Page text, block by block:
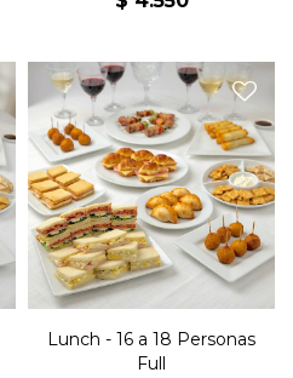
36 sándwiches jamón y
queso, 36 sándwiches
olímpicos, 36 sándwiches
surtidos, 24 jesuitas jamón y
queso, 24 medialunitas
jamón y queso, 24
empanaditas, 30 villaroi, 30
arrolladitos primavera, 30
mini brochettes, 2 snack
horneado x3 y 1,5 Kg de
masitas.
Lunch - 16 a 18 Personas
Full